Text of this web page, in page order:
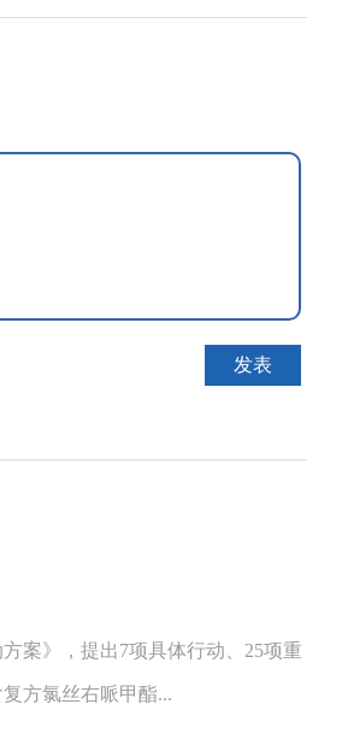
案》，提出7项具体行动、25项重
方氯丝右哌甲酯...